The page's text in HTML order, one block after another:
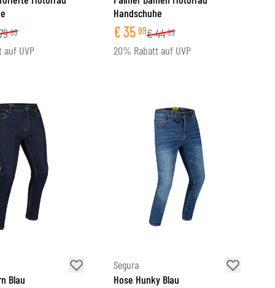
99
auf UVP
Handschuhe
€35 99€44 99
20% Rabatt auf UVP
Blau
Segura
Hose Hunky Blau